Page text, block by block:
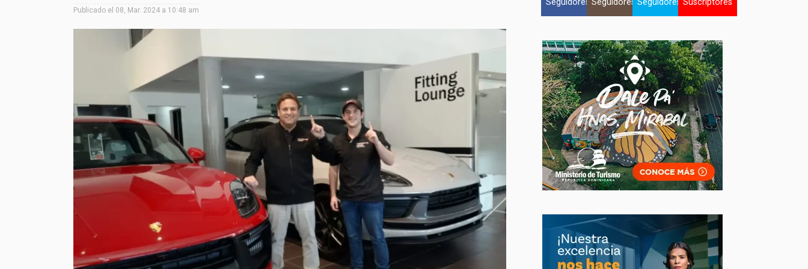
Publicado el 08, Mar. 2024 a 10:48 am
Seguidores Seguidores Seguidores Suscriptores